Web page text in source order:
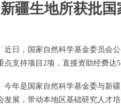
新疆生地所获批
，国家自然科学基金委员会公
点支持项目2项，直接资助经费达
是国家自然科学基金委与新疆
发展，带动本地区基础研究人才